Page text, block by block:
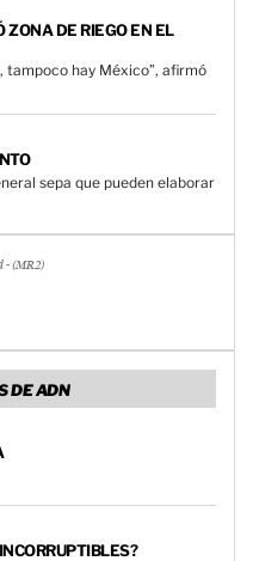
ZONA DE RIEGO EN EL
tampoco hay México”, afirmó
sepa que pueden elaborar
- (MR2)
DE ADN